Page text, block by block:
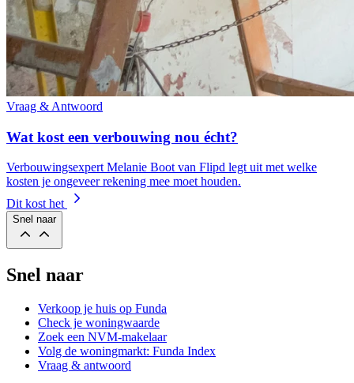
Vraag & Antwoord
Wat kost een verbouwing nou écht?
Verbouwingsexpert Melanie Boot van Flipd legt uit met welke
kosten je ongeveer rekening mee moet houden.
Dit kost het
Snel naar
Snel naar
Verkoop je huis op Funda
Check je woningwaarde
Zoek een NVM-makelaar
Volg de woningmarkt: Funda Index
Vraag & antwoord